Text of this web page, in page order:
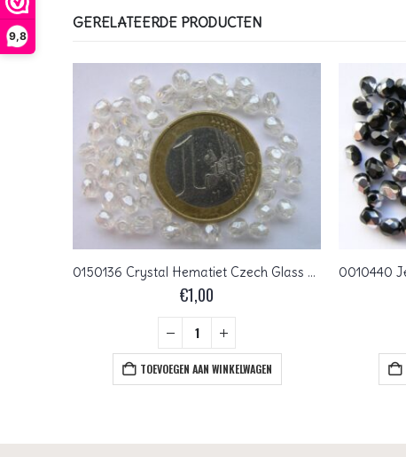
9,8
GERELATEERDE PRODUCTEN
0150136 Crystal Hematiet Czech Glass Facet Firepolish 4mm 50 stuks
€1,00
TOEVOEGEN AAN WINKELWAGEN